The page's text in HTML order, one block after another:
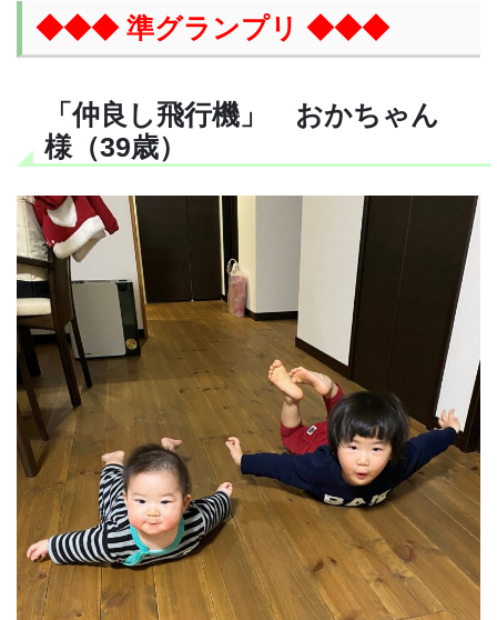
◆◆◆ 準グランプリ ◆◆◆
「仲良し飛行機」 おかちゃん
様（39歳）